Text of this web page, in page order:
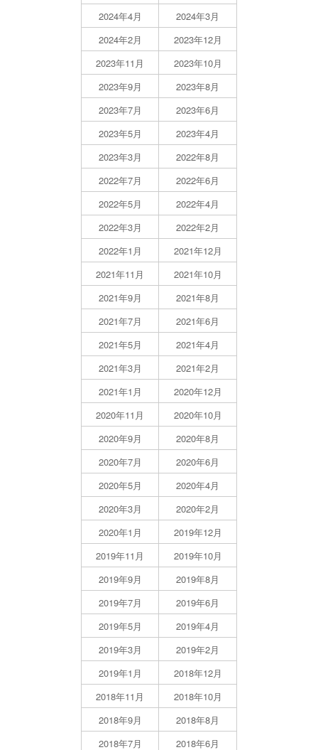
2024年4月
2024年3月
2024年2月
2023年12月
2023年11月
2023年10月
2023年9月
2023年8月
2023年7月
2023年6月
2023年5月
2023年4月
2023年3月
2022年8月
2022年7月
2022年6月
2022年5月
2022年4月
2022年3月
2022年2月
2022年1月
2021年12月
2021年11月
2021年10月
2021年9月
2021年8月
2021年7月
2021年6月
2021年5月
2021年4月
2021年3月
2021年2月
2021年1月
2020年12月
2020年11月
2020年10月
2020年9月
2020年8月
2020年7月
2020年6月
2020年5月
2020年4月
2020年3月
2020年2月
2020年1月
2019年12月
2019年11月
2019年10月
2019年9月
2019年8月
2019年7月
2019年6月
2019年5月
2019年4月
2019年3月
2019年2月
2019年1月
2018年12月
2018年11月
2018年10月
2018年9月
2018年8月
2018年7月
2018年6月